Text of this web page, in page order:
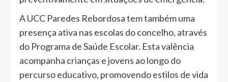
A UCC Paredes Rebordosa tem também uma
presença ativa nas escolas do concelho, através
do Programa de Saúde Escolar. Esta valência
acompanha crianças e jovens ao longo do
percurso educativo, promovendo estilos de vida